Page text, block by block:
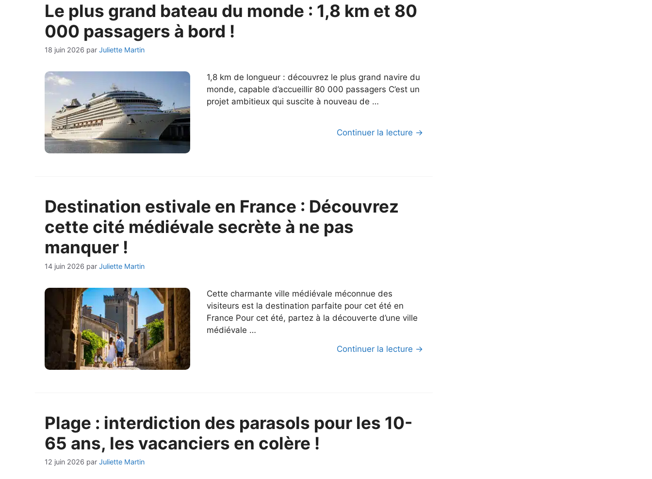
Le plus grand bateau du monde : 1,8 km et 80
000 passagers à bord !
18 juin 2026 par Juliette Martin
1,8 km de longueur : découvrez le plus grand navire du
monde, capable d’accueillir 80 000 passagers C’est un
projet ambitieux qui suscite à nouveau de …
Continuer la lecture →
Destination estivale en France : Découvrez
cette cité médiévale secrète à ne pas
manquer !
14 juin 2026 par Juliette Martin
Cette charmante ville médiévale méconnue des
visiteurs est la destination parfaite pour cet été en
France Pour cet été, partez à la découverte d’une ville
médiévale …
Continuer la lecture →
Plage : interdiction des parasols pour les 10-
65 ans, les vacanciers en colère !
12 juin 2026 par Juliette Martin